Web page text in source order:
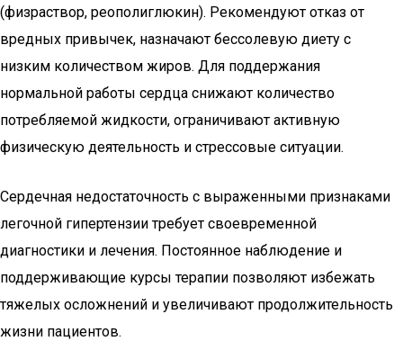
(физраствор, реополиглюкин). Рекомендуют отказ от
вредных привычек, назначают бессолевую диету с
низким количеством жиров. Для поддержания
нормальной работы сердца снижают количество
потребляемой жидкости, ограничивают активную
физическую деятельность и стрессовые ситуации.
Сердечная недостаточность с выраженными признаками
легочной гипертензии требует своевременной
диагностики и лечения. Постоянное наблюдение и
поддерживающие курсы терапии позволяют избежать
тяжелых осложнений и увеличивают продолжительность
жизни пациентов.